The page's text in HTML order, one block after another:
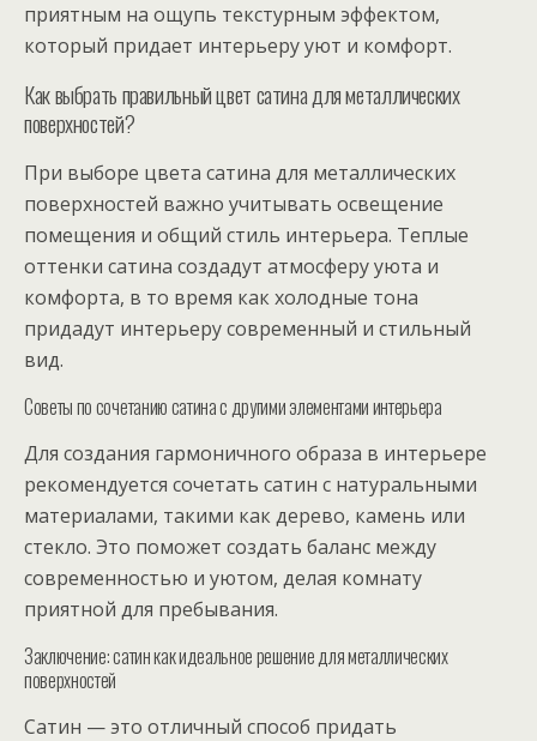
приятным на ощупь текстурным эффектом,
который придает интерьеру уют и комфорт.
Как выбрать правильный цвет сатина для металлических
поверхностей?
При выборе цвета сатина для металлических
поверхностей важно учитывать освещение
помещения и общий стиль интерьера. Теплые
оттенки сатина создадут атмосферу уюта и
комфорта, в то время как холодные тона
придадут интерьеру современный и стильный
вид.
Советы по сочетанию сатина с другими элементами интерьера
Для создания гармоничного образа в интерьере
рекомендуется сочетать сатин с натуральными
материалами, такими как дерево, камень или
стекло. Это поможет создать баланс между
современностью и уютом, делая комнату
приятной для пребывания.
Заключение: сатин как идеальное решение для металлических
поверхностей
Сатин — это отличный способ придать